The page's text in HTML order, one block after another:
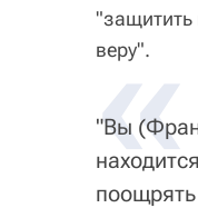
веру".
«
"Вы